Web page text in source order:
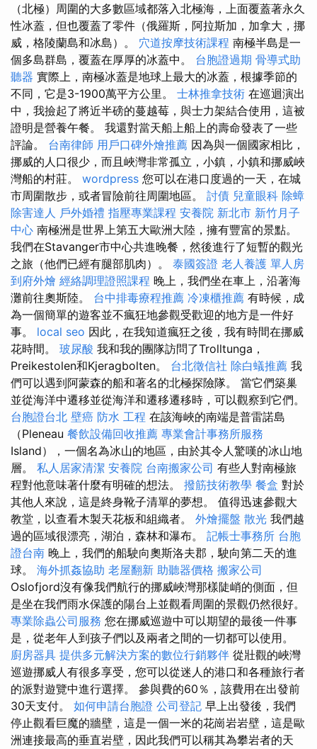
（北極）周圍的大多數區域都落入北極海，上面覆蓋著永久
性冰蓋，但也覆蓋了零件（俄羅斯，阿拉斯加，加拿大，挪
威，格陵蘭島和冰島）。 穴道按摩技術課程 南極半島是一
個多島群島，覆蓋在厚厚的冰蓋中。 台胞證過期 骨導式助
聽器 實際上，南極冰蓋是地球上最大的冰蓋，根據季節的
不同，它是3-1900萬平方公里。 士林推拿技術 在巡迴演出
中，我撿起了將近半磅的蔓越莓，與士力架結合使用，這被
證明是營養午餐。 我還對當天船上船上的壽命發表了一些
評論。 台南律師 用戶口碑外燴推薦 因為與一個國家相比，
挪威的人口很少，而且峽灣非常孤立，小鎮，小鎮和挪威峽
灣船的村莊。 wordpress 您可以在港口度過的一天，在城
市周圍散步，或者冒險前往周圍地區。 討債 兒童眼科 除蟑
除害達人 戶外婚禮 指壓專業課程 安養院 新北市 新竹月子
中心 南極洲是世界上第五大歐洲大陸，擁有豐富的景點。
我們在Stavanger市中心共進晚餐，然後進行了短暫的觀光
之旅（他們已經有腿部肌肉）。 泰國簽證 老人養護 單人房
到府外燴 經絡調理證照課程 晚上，我們坐在車上，沿著海
灘前往奧斯陸。 台中排毒療程推薦 冷凍櫃推薦 有時候，成
為一個簡單的遊客並不瘋狂地參觀受歡迎的地方是一件好
事。 local seo 因此，在我知道瘋狂之後，我有時間在挪威
花時間。 玻尿酸 我和我的團隊訪問了Trolltunga，
Preikestolen和Kjeragbolten。 台北徵信社 除白蟻推薦 我
們可以遇到阿蒙森的船和著名的北極探險隊。 當它們築巢
並從海洋中遷移並從海洋和遷移遷移時，可以觀察到它們。
台胞證台北 壁癌 防水 工程 在該海峽的南端是普雷諾島
（Pleneau 餐飲設備回收推薦 專業會計事務所服務
Island），一個名為冰山的地區，由於其令人驚嘆的冰山地
層。 私人居家清潔 安養院 台南搬家公司 有些人對南極旅
程對他意味著什麼有明確的想法。 撥筋技術教學 餐盒 對於
其他人來說，這是終身靴子清單的夢想。 值得迅速參觀大
教堂，以查看木製天花板和組織者。 外燴擺盤 散光 我們越
過的區域很漂亮，湖泊，森林和瀑布。 記帳士事務所 台胞
證台南 晚上，我們的船駛向奧斯洛夫郡，駛向第二天的進
球。 海外抓姦協助 老屋翻新 助聽器價格 搬家公司
Oslofjord沒有像我們航行的挪威峽灣那樣陡峭的側面，但
是坐在我們雨水保護的陽台上並觀看周圍的景觀仍然很好。
專業除蟲公司服務 您在挪威巡遊中可以期望的最後一件事
是，從老年人到孩子們以及兩者之間的一切都可以使用。
廚房器具 提供多元解決方案的數位行銷夥伴 從壯觀的峽灣
巡遊挪威人有很多享受，您可以從迷人的港口和各種旅行者
的派對遊覽中進行選擇。 參與費的60％，該費用在出發前
30天支付。 如何申請台胞證 公司登記 早上出發後，我們
停止觀看巨魔的牆壁，這是一個一米的花崗岩岩壁，這是歐
洲連接最高的垂直岩壁，因此我們可以稱其為攀岩者的天